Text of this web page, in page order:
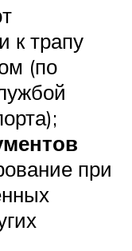
к трапу
(по
при